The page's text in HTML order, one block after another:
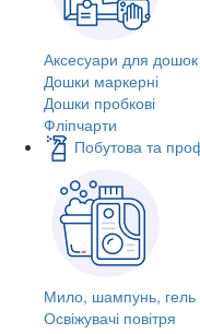
Аксесуари для дошок
Дошки маркерні
Дошки пробкові
Фліпчарти
Побутова та
Мило, шампунь,
Освіжувачі повітря